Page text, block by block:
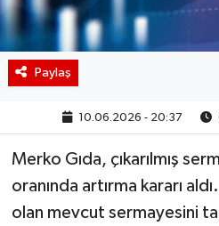
Paylaş
10.06.2026 - 20:37
Merko Gıda, çıkarılmış
oranında artırma kararı
olan mevcut sermayesini
Gizlilik Sözleşmesi
Hakkımızda
İletişim